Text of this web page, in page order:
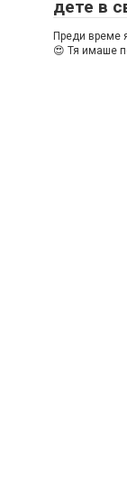
дете в
Преди време
😍 Тя имаше